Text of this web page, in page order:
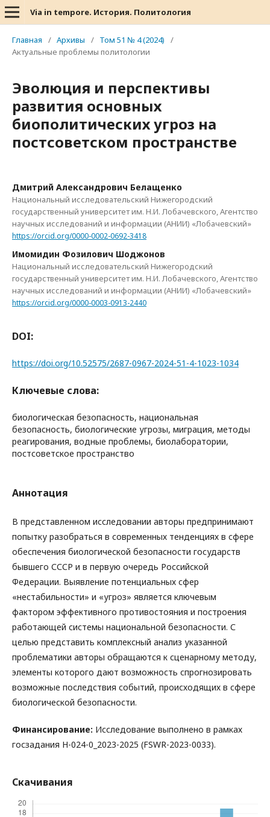
Via in tempore. История. Политология
Главная / Архивы / Том 51 № 4 (2024)
/
Актуальные проблемы политологии
Эволюция и перспективы
развития основных
биополитических угроз на
постсоветском пространстве
Дмитрий Александрович Белащенко
Национальный исследовательский Нижегородский
государственный университет им. Н.И. Лобачевского, Агентство
научных исследований и информации (АНИИ) «Лобачевский»
https://orcid.org/0000-0002-0692-3418
Имомидин Фозилович Шоджонов
Национальный исследовательский Нижегородский
государственный университет им. Н.И. Лобачевского, Агентство
научных исследований и информации (АНИИ) «Лобачевский»
https://orcid.org/0000-0003-0913-2440
DOI:
https://doi.org/10.52575/2687-0967-2024-51-4-1023-1034
Ключевые слова:
биологическая безопасность, национальная
безопасность, биологические угрозы, миграция, методы
реагирования, водные проблемы, биолаборатории,
постсоветское пространство
Аннотация
В представленном исследовании авторы предпринимают
попытку разобраться в современных тенденциях в сфере
обеспечения биологической безопасности государств
бывшего СССР и в первую очередь Российской
Федерации. Выявление потенциальных сфер
«нестабильности» и «угроз» является ключевым
фактором эффективного противостояния и построения
работающей системы национальной безопасности. С
целью представить комплексный анализ указанной
проблематики авторы обращаются к сценарному методу,
элементы которого дают возможность спрогнозировать
возможные последствия событий, происходящих в сфере
биологической безопасности.
Финансирование: Исследование выполнено в рамках
госзадания Н-024-0_2023-2025 (FSWR-2023-0033).
Скачивания